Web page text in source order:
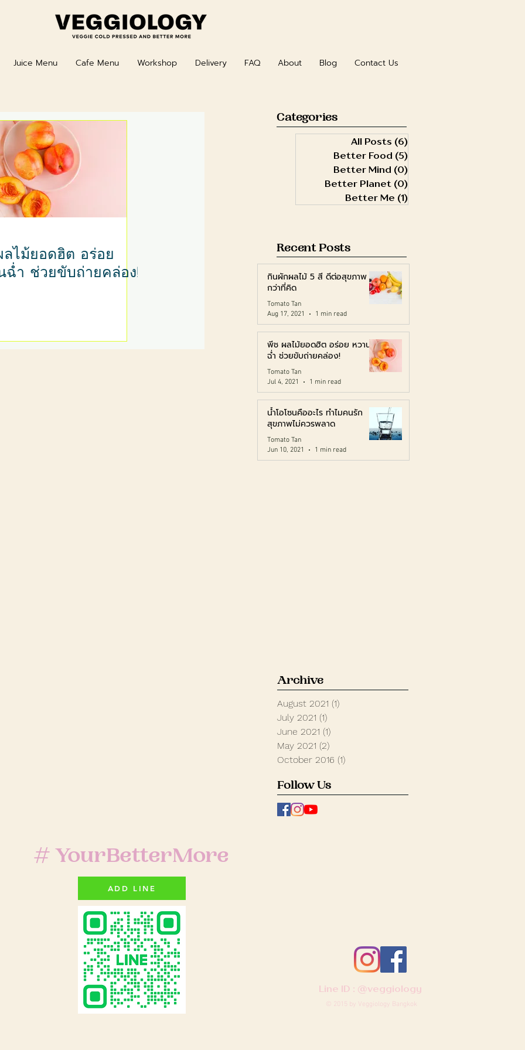
Juice Menu Cafe Menu Workshop Delivery FAQ About Blog Contact Us
ไม้ยอดฮิต อร่อย
ฉ่ำ ช่วยขับถ่ายคล่อง!
Categories
All Posts (6)
Better Food (5)
Better Mind (0)
Better Planet (0)
Better Me (1)
Recent Posts
กินผักผลไม้ 5 สี ดีต่อสุขภาพ
กว่าที่คิด
Tomato Tan
Aug 17, 2021
1 min read
พีช ผลไม้ยอดฮิต อร่อย หวาน
ฉ่ำ ช่วยขับถ่ายคล่อง!
Tomato Tan
Jul 4, 2021
1 min read
น้ำโอโซนคืออะไร ทำไมคนรัก
สุขภาพไม่ควรพลาด
Tomato Tan
Jun 10, 2021
1 min read
Archive
August 2021 (1)
July 2021 (1)
June 2021 (1)
May 2021 (2)
October 2016 (1)
Follow Us
# YourBetterMore
ADD LINE
Line ID : @veggiology
© 2015 by Veggiology Bangkok